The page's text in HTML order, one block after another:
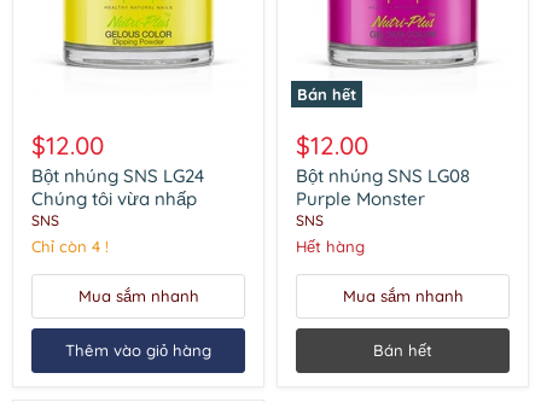
nhúng
SNS
LG24
Chúng
tôi
vừa
nhấp
$12.00
Bột nhúng SNS LG24
Chúng tôi vừa nhấp
SNS
Chỉ còn 4 !
Mua sắm nhanh
Thêm vào giỏ hàng
Bán hết
nhúng
SNS
LG08
Purple
Monster
$12.00
Bột nhúng SNS LG08
Purple Monster
SNS
Hết hàng
Mua sắm nhanh
Bán hết